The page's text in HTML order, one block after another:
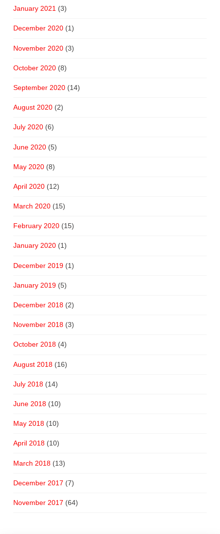
January 2021(3)
December 2020(1)
November 2020(3)
October 2020(8)
September 2020(14)
August 2020(2)
July 2020(6)
June 2020(5)
May 2020(8)
April 2020(12)
March 2020(15)
February 2020(15)
January 2020(1)
December 2019(1)
January 2019(5)
December 2018(2)
November 2018(3)
October 2018(4)
August 2018(16)
July 2018(14)
June 2018(10)
May 2018(10)
April 2018(10)
March 2018(13)
December 2017 (7)
November 2017 (64)